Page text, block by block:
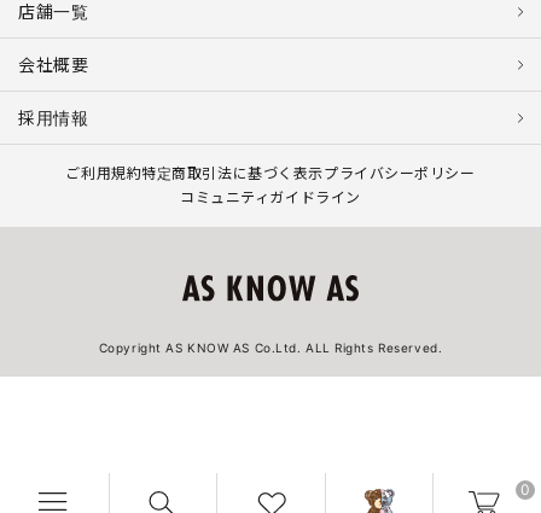
0
店舗一覧
会社概要
採用情報
ご利用規約特定商取引法に基づく表示プライバシーポリシー
コミュニティガイドライン
Copyright AS KNOW AS Co.Ltd. ALL Rights Reserved.